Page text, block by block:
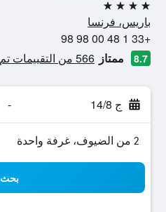
4 نجوم
باريس، فرنسا
+33 1 48 00 98 98
8.7 ممتاز 566 من التقييمات تم التحقق منها
ج 14/8 -
2 من الضيوف، غرفة واحدة
بحث